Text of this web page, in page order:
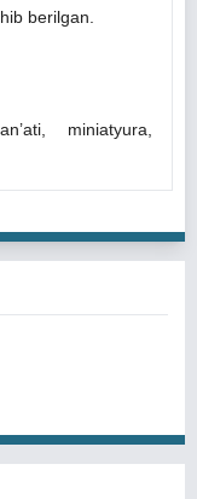
berilgan.
miniatyura,